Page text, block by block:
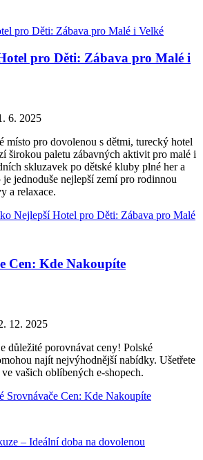
pro Děti: Zábava pro Malé i
6. 2025
místo pro dovolenou s dětmi, turecký hotel
širokou paletu zábavných aktivit pro malé i
skluzavek po dětské kluby plné her a
jednoduše nejlepší zemí pro rodinnou
a relaxace.
Nejlepší Hotel pro Děti: Zábava pro Malé
Cen: Kde Nakoupíte
12. 2025
důležité porovnávat ceny! Polské
najít nejvýhodnější nabídky. Ušetřete
vašich oblíbených e-shopech.
Srovnávače Cen: Kde Nakoupíte